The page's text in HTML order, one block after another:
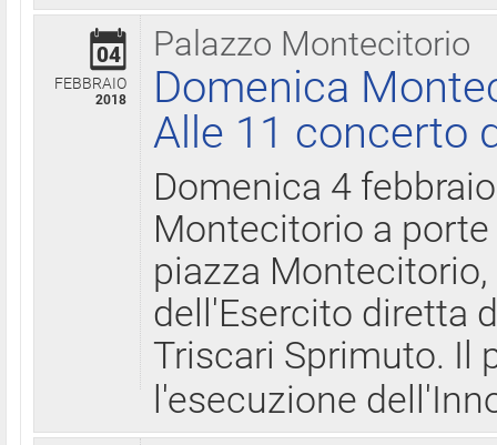
Palazzo Montecitorio
04
FEBBRAIO
2018
Domenica
Alle 11 concerto
Domenica 4
Montecitorio a
piazza
dell'Esercito diretta
Triscari Sprimuto. Il
l'esecuzione